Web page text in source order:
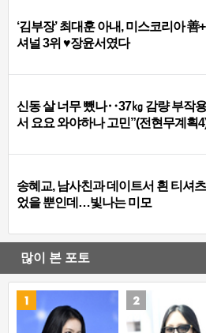
‘김부장’ 최대훈 아내, 미스코리아 善
셔널 3위 ♥장윤서였다
신동 살 너무 뺐나‥37㎏ 감량 부작
서 요요 와야하나 고민”(전현무계획
송혜교, 남사친과 데이트서 흰 티셔
었을 뿐인데…빛나는 미모
많이 본 포토